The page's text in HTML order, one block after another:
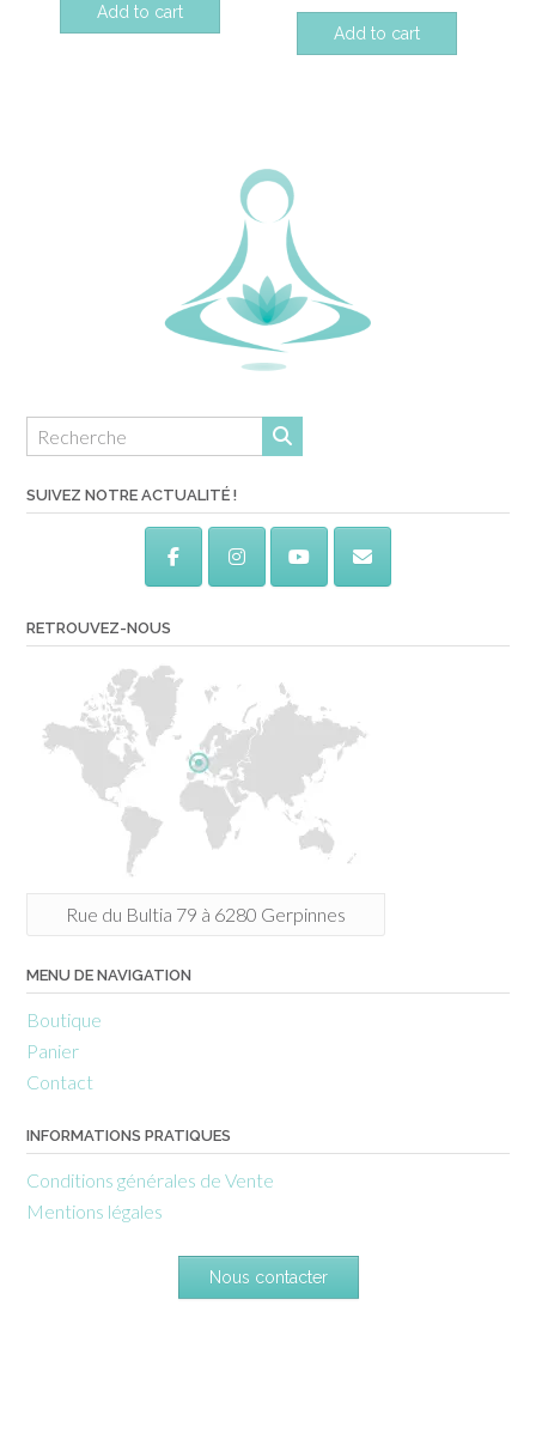
Add to cart
Add to cart
SUIVEZ NOTRE ACTUALITÉ !
RETROUVEZ-NOUS
Rue du Bultia 79 à 6280 Gerpinnes
MENU DE NAVIGATION
Boutique
Panier
Contact
INFORMATIONS PRATIQUES
Conditions générales de Vente
Mentions légales
Nous contacter